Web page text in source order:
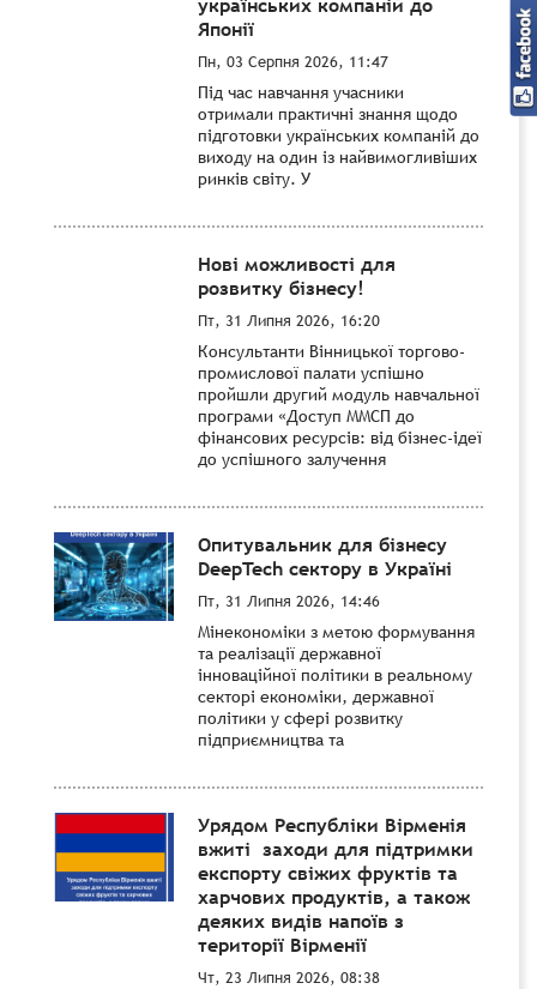
Японії
Пн, 03 Серпня 2026, 11:47
Під час навчання учасники
отримали практичні знання щодо
підготовки українських компаній до
виходу на один із найвимогливіших
ринків світу. У
Нові можливості для
розвитку бізнесу!
Пт, 31 Липня 2026, 16:20
Консультанти Вінницької торгово-
промислової палати успішно
пройшли другий модуль навчальної
програми «Доступ ММСП до
фінансових ресурсів: від бізнес-ідеї
до успішного залучення
Опитувальник для бізнесу
DeepTech сектору в Україні
Пт, 31 Липня 2026, 14:46
Мінекономіки з метою формування
та реалізації державної
інноваційної політики в реальному
секторі економіки, державної
політики у сфері розвитку
підприємництва та
Урядом Республіки Вірменія
вжиті заходи для підтримки
експорту свіжих фруктів та
харчових продуктів, а також
деяких видів напоїв з
території Вірменії
Чт, 23 Липня 2026, 08:38